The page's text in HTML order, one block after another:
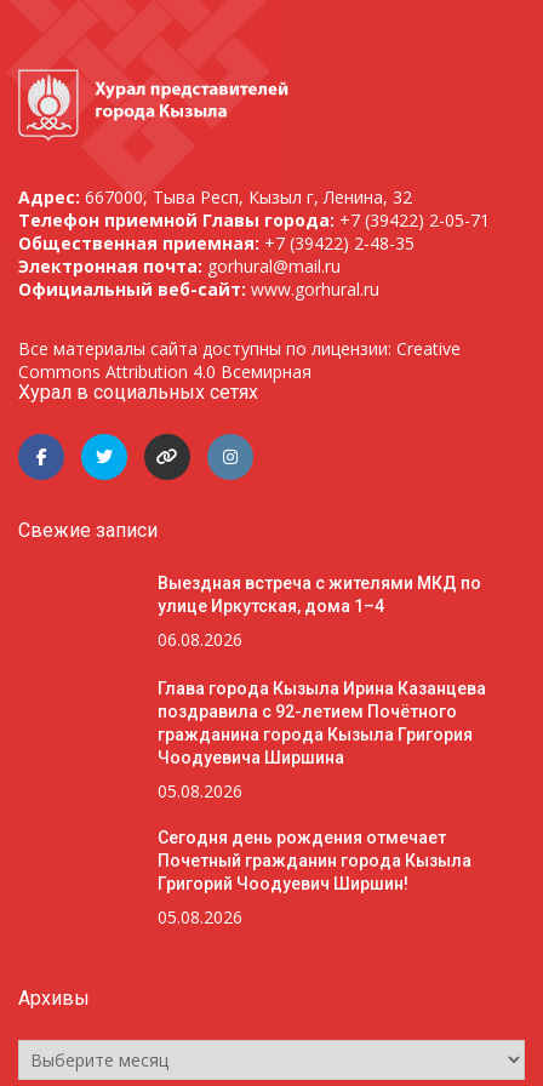
Адрес: 667000, Тыва Респ, Кызыл г, Ленина, 32
Телефон приемной Главы города: +7 (39422) 2-05-71
Общественная приемная: +7 (39422) 2-48-35
Электронная почта: gorhural@mail.ru
Официальный веб-сайт: www.gorhural.ru
Все материалы сайта доступны по лицензии: Creative
Commons Attribution 4.0 Всемирная
Хурал в социальных сетях
Свежие записи
Выездная встреча с жителями МКД по
улице Иркутская, дома 1–4
06.08.2026
Глава города Кызыла Ирина Казанцева
поздравила с 92-летием Почётного
гражданина города Кызыла Григория
Чоодуевича Ширшина
05.08.2026
Сегодня день рождения отмечает
Почетный гражданин города Кызыла
Григорий Чоодуевич Ширшин!
05.08.2026
Архивы
Архивы